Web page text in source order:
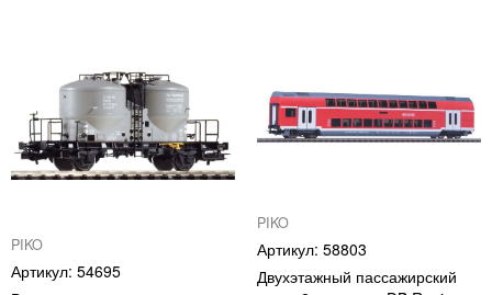
PIKO
54695
PIKO
58803
Двухэтажный пассажирский